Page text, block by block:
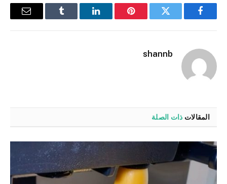
فيسبوك تويتر بينتيريستلينكدإن Tumblr
البريد
shannb
المقالات ذات الصلة